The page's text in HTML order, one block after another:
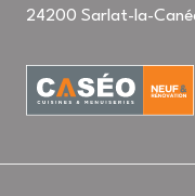
24200 Sarlat-la-